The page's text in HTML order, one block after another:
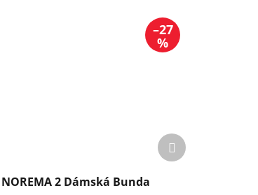
–27
%
NOREMA 2 Dámská Bunda
Další
produkt